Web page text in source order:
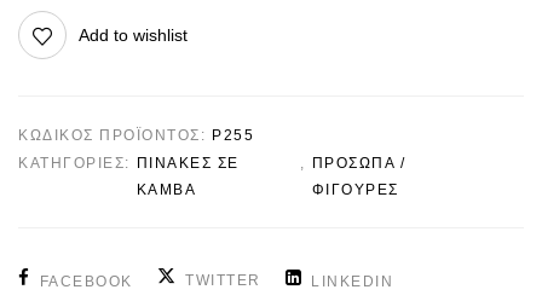
Add to wishlist
ΚΩΔΙΚΌΣ ΠΡΟΪΌΝΤΟΣ: P255
ΚΑΤΗΓΟΡΊΕΣ: ΠΙΝΑΚΕΣ ΣΕ
ΚΑΜΒΑ
ΠΡΟΣΩΠΑ /
ΦΙΓΟΥΡΕΣ
FACEBOOK TWITTER LINKEDIN